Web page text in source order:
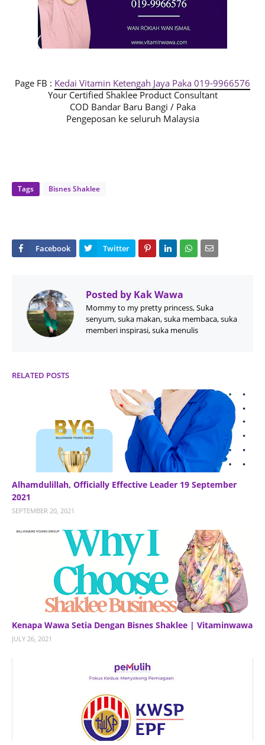
Page FB : Kedai Vitamin Ketengah Jaya Paka 019-9966576
Your Certified Shaklee Product Consultant
COD Bandar Baru Bangi / Paka
Pengeposan ke seluruh Malaysia
Tags Bisnes Shaklee
Posted by Kak Wawa
Mommy to my pretty princess, Suka
senyum, suka makan, suka membaca, suka
memberi inspirasi, suka menulis
RELATED POSTS
Alhamdulillah, Officially Effective Leader 19 September
2021
SEPTEMBER 20, 2021
Kenapa Wawa Setia Dengan Bisnes Shaklee | Vitaminwawa
JULY 26, 2021